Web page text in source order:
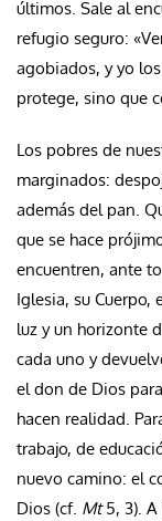
últimos. Sale al
refugio seguro:
agobiados, y yo
protege, sino que
Los pobres de
marginados:
además del pan.
que se hace
encuentren, ante
Iglesia, su Cuerpo,
luz y un horizonte
cada uno y
el don de Dios
hacen realidad.
trabajo, de
nuevo camino: el
Dios (cf. Mt5, 3). A